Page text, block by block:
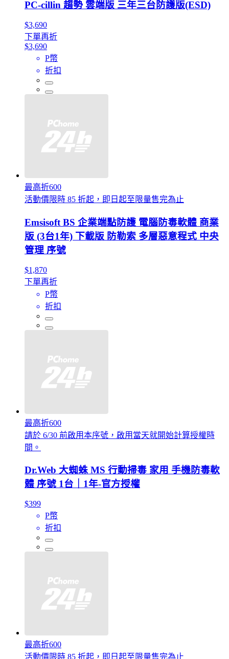
PC-cillin 趨勢 雲端版 三年三台防護版(ESD)
$3,690
下單再折
$3,690
P幣
折扣
最高折600
活動價限時 85 折起，即日起至限量售完為止
Emsisoft BS 企業端點防護 電腦防毒軟體 商業
版 (3台1年) 下載版 防勒索 多層惡意程式 中央
管理 序號
$1,870
下單再折
P幣
折扣
最高折600
請於 6/30 前啟用本序號，啟用當天就開始計算授權時
間。
Dr.Web 大蜘蛛 MS 行動掃毒 家用 手機防毒軟
體 序號 1台｜1年-官方授權
$399
P幣
折扣
最高折600
活動價限時 85 折起，即日起至限量售完為止